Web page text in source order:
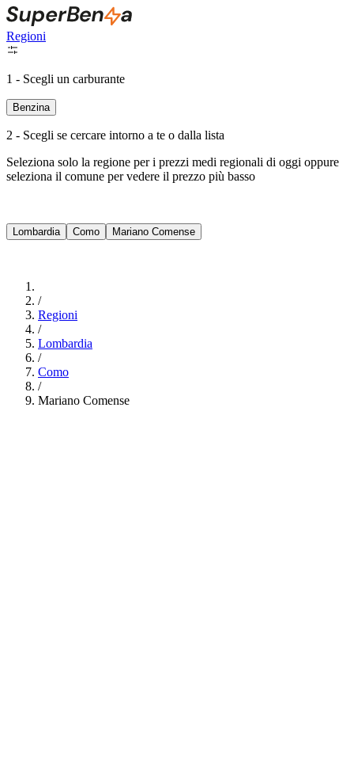
Regioni
1 - Scegli un carburante
Benzina
2 - Scegli se cercare intorno a te o dalla lista
Seleziona solo la regione per i prezzi medi regionali di oggi oppure
seleziona il comune per vedere il prezzo più basso
Lombardia Como Mariano Comense
/
Regioni
/
Lombardia
/
Como
/
Mariano Comense